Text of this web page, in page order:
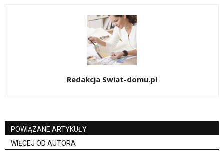
Redakcja Swiat-domu.pl
POWIĄZANE ARTYKUŁY
WIĘCEJ OD AUTORA